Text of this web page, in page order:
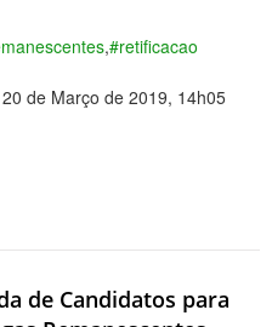
,#retificacao
de Março de 2019, 14h05
de Candidatos para